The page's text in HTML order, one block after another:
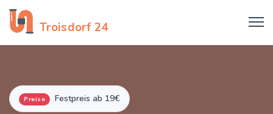
Troisdorf 24
Preise Festpreis ab 19€